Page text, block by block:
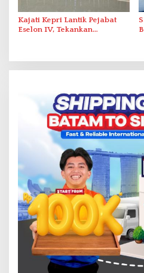
Kajati Kepri Lantik Pejabat
Eselon IV, Tekankan